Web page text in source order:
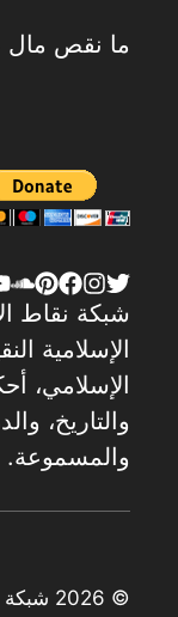
ما نقص
شبكة نقاط
الإسلامية
الإسلامي،
والتاريخ،
والمسموعة.
© 2026 شبكة نقاط الإسلامية